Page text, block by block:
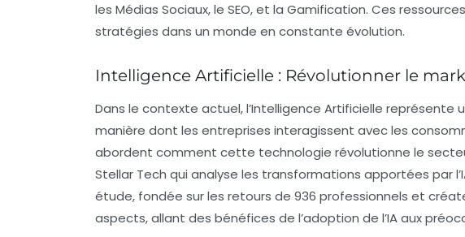
les Médias Sociaux, le SEO, et la Gamification. Ces
stratégies dans un monde en constante évolution.
Intelligence Artificielle : Révolutionner le
Dans le contexte actuel, l’Intelligence Artificielle représente
manière dont les entreprises interagissent avec les
abordent comment cette technologie révolutionne le
Stellar Tech qui analyse les transformations apportées par
étude, fondée sur les retours de 936 professionnels et
aspects, allant des bénéfices de l’adoption de l’IA aux